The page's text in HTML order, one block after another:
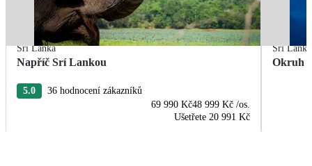
Srí Lanka
Napříč Srí Lankou
5.0
36 hodnocení zákazníků
69 990 Kč48 999 Kč /os.
Ušetřete 20 991 Kč
Srí Lanka
Okruh